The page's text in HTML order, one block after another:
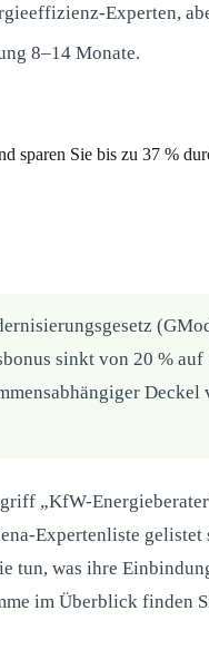
Experten,
8–14 Monate.
sparen Sie bis zu 37 %
sinkt von 20 %
„KfW-
Expertenliste
tun, was ihre
im Überblick finden